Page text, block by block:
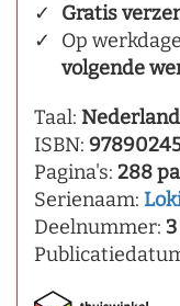
Gratis
Op
volgende
Taal:
ISBN:
Pagina's: 288
Serienaam:
Deelnummer: 3